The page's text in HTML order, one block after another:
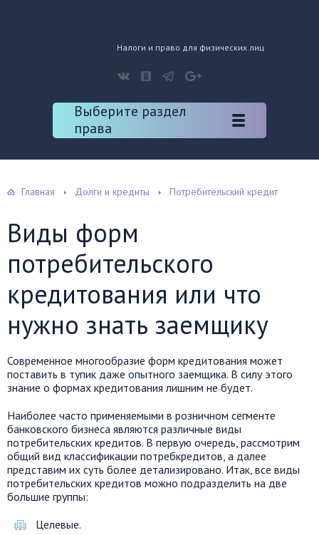
Налоги и право для физических лиц
Выберите раздел
права
Главная Долги и кредиты Потребительский кредит
Виды форм
потребительского
кредитования или что
нужно знать заемщику
Современное многообразие форм кредитования может
поставить в тупик даже опытного заемщика. В силу этого
знание о формах кредитования лишним не будет.
Наиболее часто применяемыми в розничном сегменте
банковского бизнеса являются различные виды
потребительских кредитов. В первую очередь, рассмотрим
общий вид классификации потребкредитов, а далее
представим их суть более детализировано. Итак, все виды
потребительских кредитов можно подразделить на две
большие группы:
Целевые.